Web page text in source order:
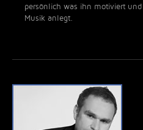
persönlich was ihn motiviert
Musik anlegt.